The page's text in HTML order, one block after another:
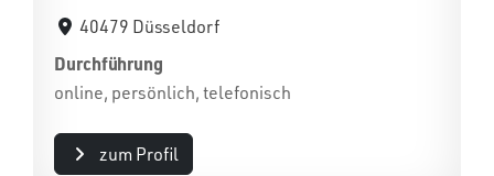
40479 Düsseldorf
Durchführung
online, persönlich, telefonisch
zum Profil